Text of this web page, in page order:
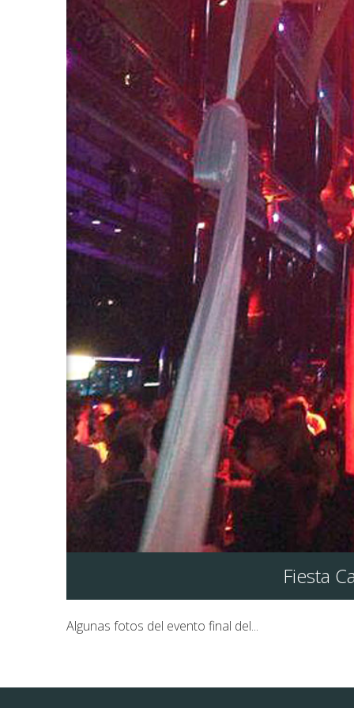
Fiesta
Algunas fotos del evento final del...